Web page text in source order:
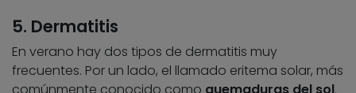
5. Dermatitis
En verano hay dos tipos de dermatitis muy
frecuentes. Por un lado, el llamado eritema solar, más